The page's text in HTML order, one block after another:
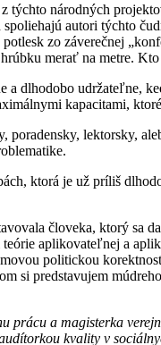
týchto národných
autori týchto
zo záverečnej
merať na metre.
dlhodobo udržateľne,
kapacitami,
poradensky, lektorsky,
ktorá je už príliš
človeka, ktorý sa
aplikovateľnej a
politickou
si predstavujem
prácu a magisterka
kvality v